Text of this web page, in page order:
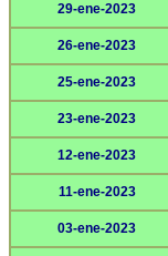
29-ene-2023
26-ene-2023
25-ene-2023
23-ene-2023
12-ene-2023
11-ene-2023
03-ene-2023